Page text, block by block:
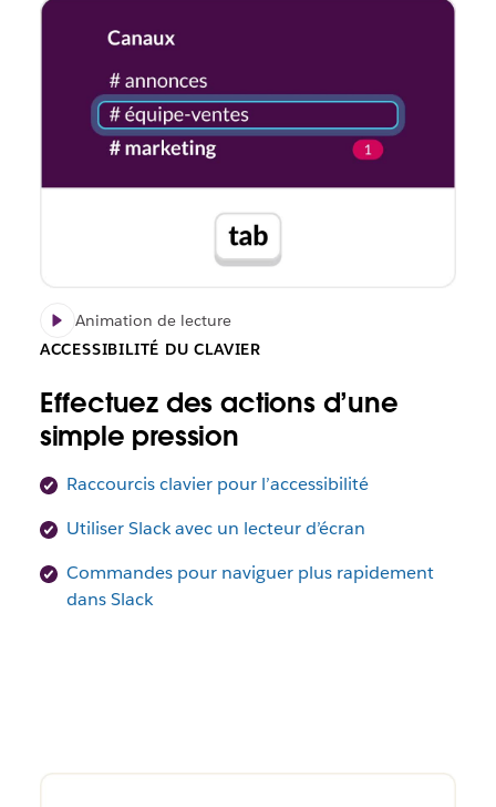
Animation de lecture
ACCESSIBILITÉ DU CLAVIER
Effectuez des actions d’une
simple pression
Raccourcis clavier pour l’accessibilité
Utiliser Slack avec un lecteur d’écran
Commandes pour naviguer plus rapidement
dans Slack